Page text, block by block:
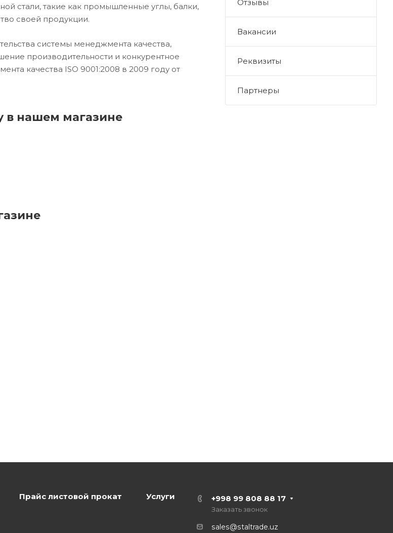
стали, такие как промышленные углы, балки,
своей продукции.
системы менеджмента качества,
производительности и конкурентное
качества ISO 9001:2008 в 2009 году от
в нашем магазине
Отзывы
Вакансии
Реквизиты
Партнеры
Прайс листовой прокат Услуги +998 99 808 88 17
Заказать звонок
sales@staltrade.uz